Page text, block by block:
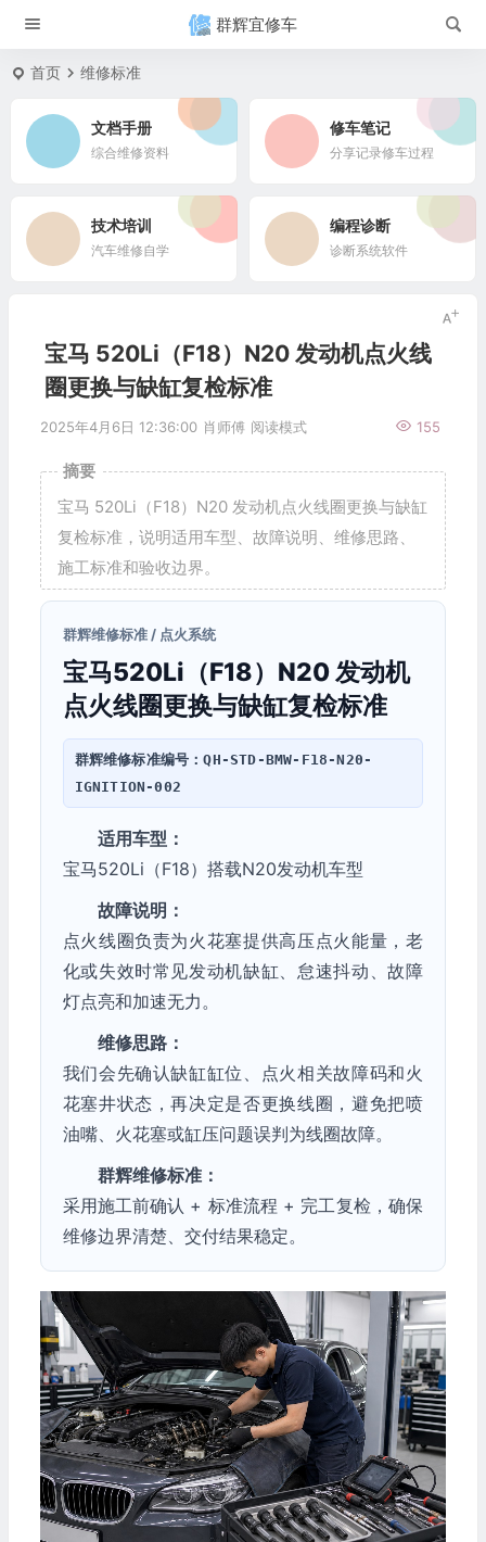
群辉宜修车
首页 维修标准
文档手册
综合维修资料
修车笔记
分享记录修车过程
技术培训
汽车维修自学
编程诊断
诊断系统软件
宝马 520Li（F18）N20 发动机点火线
圈更换与缺缸复检标准
2025年4月6日 12:36:00 肖师傅 155
阅读模式
摘要
宝马 520Li（F18）N20 发动机点火线圈更换与缺缸
复检标准，说明适用车型、故障说明、维修思路、
施工标准和验收边界。
群辉维修标准 / 点火系统
宝马520Li（F18）N20 发动机
点火线圈更换与缺缸复检标准
群辉维修标准编号：QH-STD-BMW-F18-N20-
IGNITION-002
适用车型：
宝马520Li（F18）搭载N20发动机车型
故障说明：
点火线圈负责为火花塞提供高压点火能量，老
化或失效时常见发动机缺缸、怠速抖动、故障
灯点亮和加速无力。
维修思路：
我们会先确认缺缸缸位、点火相关故障码和火
花塞井状态，再决定是否更换线圈，避免把喷
油嘴、火花塞或缸压问题误判为线圈故障。
群辉维修标准：
采用施工前确认 + 标准流程 + 完工复检，确保
维修边界清楚、交付结果稳定。